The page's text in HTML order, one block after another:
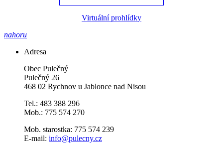
Virtuální prohlídky
nahoru
Adresa
Obec Pulečný
Pulečný 26
468 02 Rychnov u Jablonce nad Nisou
Tel.: 483 388 296
Mob.: 775 574 270
Mob. starostka: 775 574 239
E-mail: info@pulecny.cz